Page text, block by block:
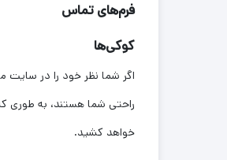
فرم‌های تماس
کوکی‌ها
اگر شما نظر خود را در سایت
راحتی شما هستند، به طوری
خواهد کشید.